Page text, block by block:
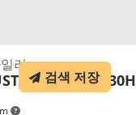
러
SERIES 8030H
검색 저장